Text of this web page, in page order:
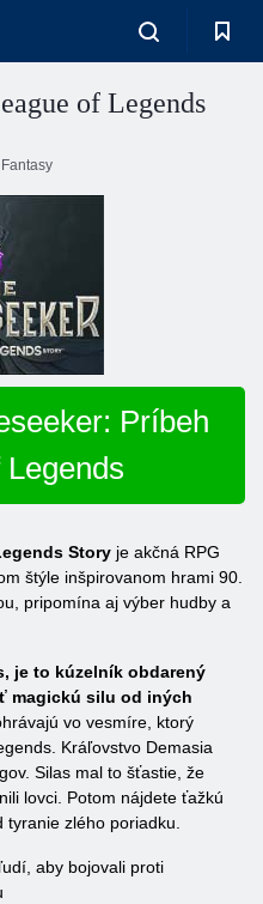
of Legends
Fantasy
Príbeh
Legends
Story je akčná RPG
štýle inšpirovanom hrami 90.
pripomína aj výber hudby a
je to kúzelník obdarený
magickú silu od iných
vo vesmíre, ktorý
Kráľovstvo Demasia
Silas mal to šťastie, že
lovci. Potom nájdete ťažkú
zlého poriadku.
aby bojovali proti